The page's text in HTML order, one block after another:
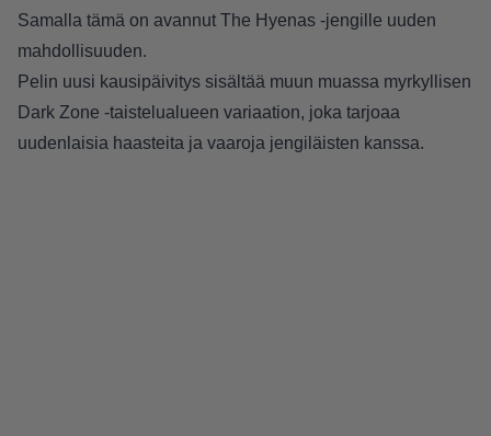
Samalla tämä on avannut The Hyenas -jengille uuden
mahdollisuuden.
Pelin uusi kausipäivitys sisältää muun muassa myrkyllisen
Dark Zone -taistelualueen variaation, joka tarjoaa
uudenlaisia haasteita ja vaaroja jengiläisten kanssa.